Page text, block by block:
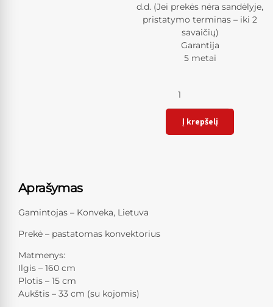
d.d. (Jei prekės nėra sandėlyje,
pristatymo terminas – iki 2
savaičių)
Garantija
5 metai
Į krepšelį
Aprašymas
Gamintojas – Konveka, Lietuva
Prekė – pastatomas konvektorius
Matmenys:
Ilgis – 160 cm
Plotis – 15 cm
Aukštis – 33 cm (su kojomis)